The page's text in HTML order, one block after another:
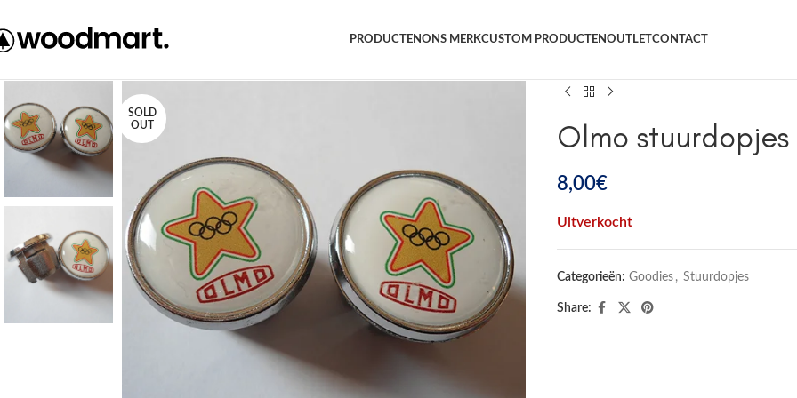
PRODUCTENONS MERKCUSTOM PRODUCTENOUTLETCONTACT
SOLD
OUT
Olmo stuurdopjes
8,00€
Uitverkocht
Categorieën: Goodies , Stuurdopjes
Share: